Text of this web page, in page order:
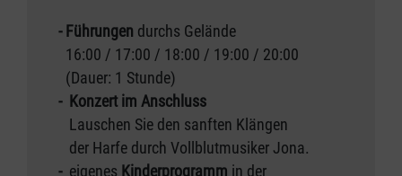
- Führungen durchs Gelände
16:00 / 17:00 / 18:00 / 19:00 / 20:00
(Dauer: 1 Stunde)
- Konzert im Anschluss
Lauschen Sie den sanften Klängen
der Harfe durch Vollblutmusiker Jona.
- eigenes Kinderprogramm in der